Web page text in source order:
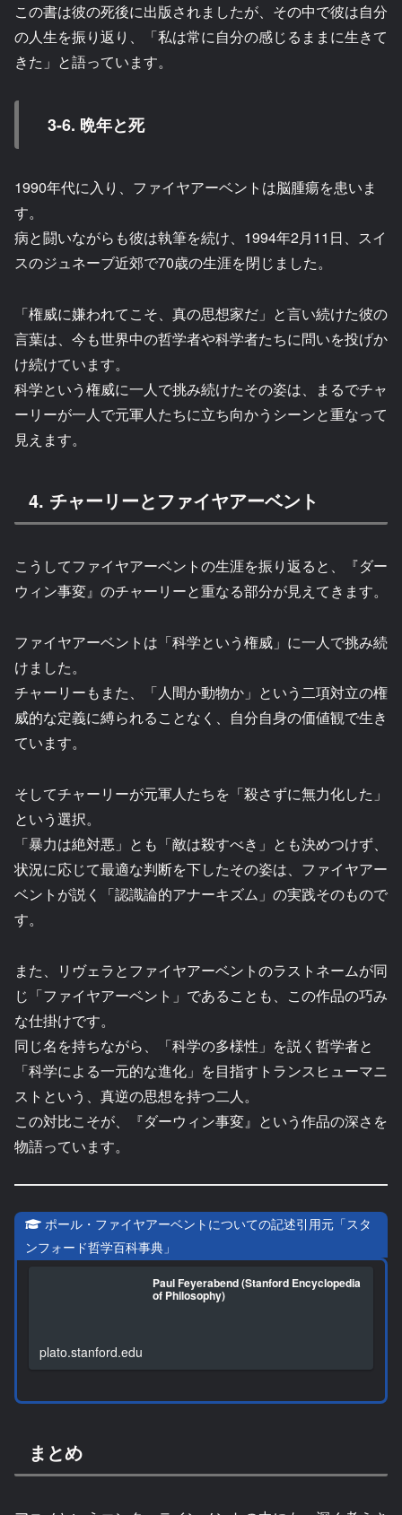
この書は彼の死後に出版されましたが、その中で彼は自分
の人生を振り返り、「私は常に自分の感じるままに生きて
きた」と語っています。
3-6. 晩年と死
1990年代に入り、ファイヤアーベントは脳腫瘍を患いま
す。
病と闘いながらも彼は執筆を続け、1994年2月11日、スイ
スのジュネーブ近郊で70歳の生涯を閉じました。
「権威に嫌われてこそ、真の思想家だ」と言い続けた彼の
言葉は、今も世界中の哲学者や科学者たちに問いを投げか
け続けています。
科学という権威に一人で挑み続けたその姿は、まるでチャ
ーリーが一人で元軍人たちに立ち向かうシーンと重なって
見えます。
4. チャーリーとファイヤアーベント
こうしてファイヤアーベントの生涯を振り返ると、『ダー
ウィン事変』のチャーリーと重なる部分が見えてきます。
ファイヤアーベントは「科学という権威」に一人で挑み続
けました。
チャーリーもまた、「人間か動物か」という二項対立の権
威的な定義に縛られることなく、自分自身の価値観で生き
ています。
そしてチャーリーが元軍人たちを「殺さずに無力化した」
という選択。
「暴力は絶対悪」とも「敵は殺すべき」とも決めつけず、
状況に応じて最適な判断を下したその姿は、ファイヤアー
ベントが説く「認識論的アナーキズム」の実践そのもので
す。
また、リヴェラとファイヤアーベントのラストネームが同
じ「ファイヤアーベント」であることも、この作品の巧み
な仕掛けです。
同じ名を持ちながら、「科学の多様性」を説く哲学者と
「科学による一元的な進化」を目指すトランスヒューマニ
ストという、真逆の思想を持つ二人。
この対比こそが、『ダーウィン事変』という作品の深さを
物語っています。
ポール・ファイヤアーベントについての記述引用元「スタ
ンフォード哲学百科事典」
Paul Feyerabend (Stanford Encyclopedia
of Philosophy)
plato.stanford.edu
まとめ